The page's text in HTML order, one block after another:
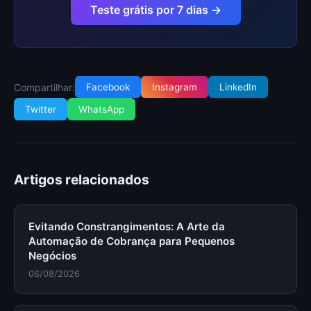
Teste grátis por 7 dias →
Compartilhar: Facebook Instagram
LinkedIn
Twitter
WhatsApp
Artigos relacionados
Evitando Constrangimentos: A Arte da
Automação de Cobrança para Pequenos
Negócios
06/08/2026